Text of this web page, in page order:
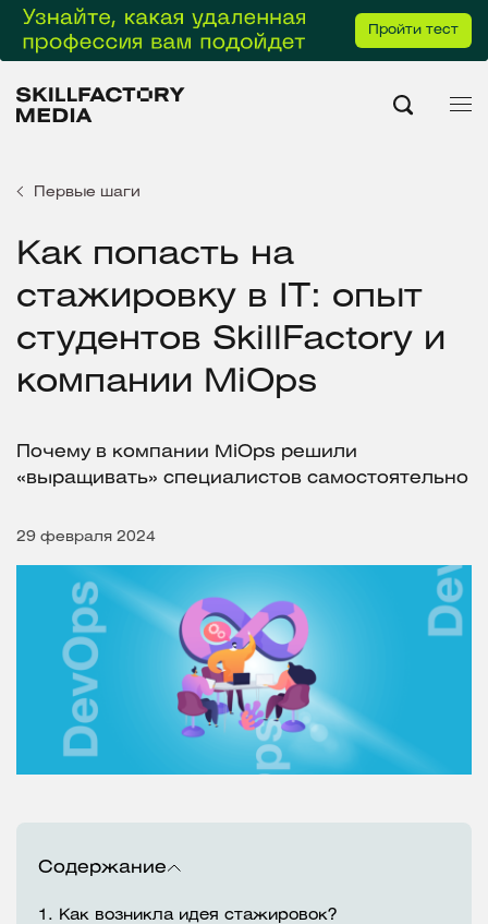
Пройти тест
Первые шаги
Как попасть на
стажировку в IT: опыт
студентов SkillFactory и
компании MiOps
Почему в компании MiOps решили
«выращивать» специалистов самостоятельно
29 февраля 2024
Содержание
1.
Как возникла идея стажировок?